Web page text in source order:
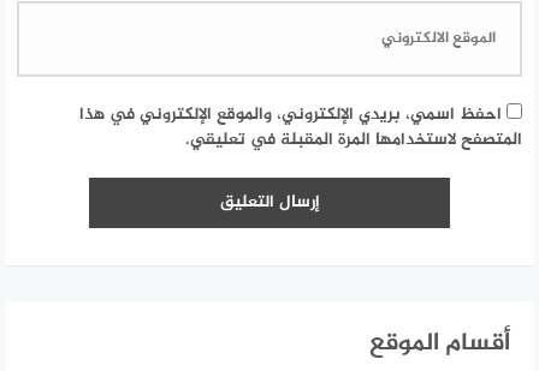
احفظ اسمي، بريدي الإلكتروني، والموقع الإلكتروني في هذا
المتصفح لاستخدامها المرة المقبلة في تعليقي.
أقسام الموقع